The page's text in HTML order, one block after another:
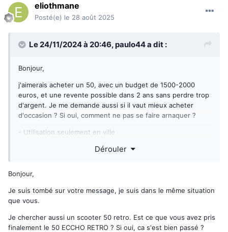
eliothmane
Posté(e) le 28 août 2025
Le 24/11/2024 à 20:46, paulo44a dit :
Bonjour,
j'aimerais acheter un 50, avec un budget de 1500-2000
euros, et une revente possible dans 2 ans sans perdre trop
d'argent. Je me demande aussi si il vaut mieux acheter
d'occasion ? Si oui, comment ne pas se faire arnaquer ?
- Utilisation seulement en ville
Est ce que un scooter comme le 50 ECCHO RETRO 50 est
Merci beaucoup pour vos réponses
Dérouler
Bonjour,
Je suis tombé sur votre message, je suis dans le même situation
que vous.
Je chercher aussi un scooter 50 retro. Est ce que vous avez pris
finalement le 50 ECCHO RETRO ? Si oui, ca s'est bien passé ?